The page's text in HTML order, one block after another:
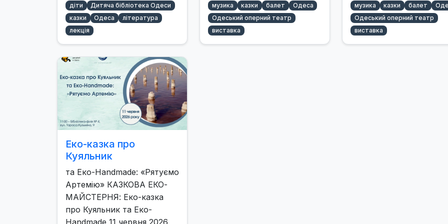
діти
Дитяча бібліотека Одеси
казки
Одеса
література
лекція
музика казки балет
Одеса
Одеський оперний театр
виставка
музика казки балет
Одеський оперний театр
виставка
Еко-казка про
Куяльник
та Еко-Handmade: «Рятуємо
Артемію» КАЗКОВА ЕКО-
МАЙСТЕРНЯ: Еко-казка
про Куяльник та Еко-
Handmade 11 червня 2026